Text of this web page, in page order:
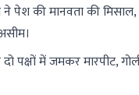
की मानवता की
में जमकर मारपीट,